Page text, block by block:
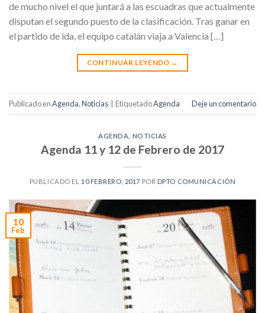
de mucho nivel el que juntará a las escuadras que actualmente
disputan el segundo puesto de la clasificación. Tras ganar en
el partido de ida, el equipo catalán viaja a Valencia […]
CONTINUAR LEYENDO →
Publicado enAgenda,Noticias EtiquetadoAgenda Deje un comentario
AGENDA NOTICIAS
Agenda 11 y 12 de Febrero de 2017
PUBLICADO EL 10 FEBRERO, 2017 POR DPTO COMUNICACIÓN
10
Feb